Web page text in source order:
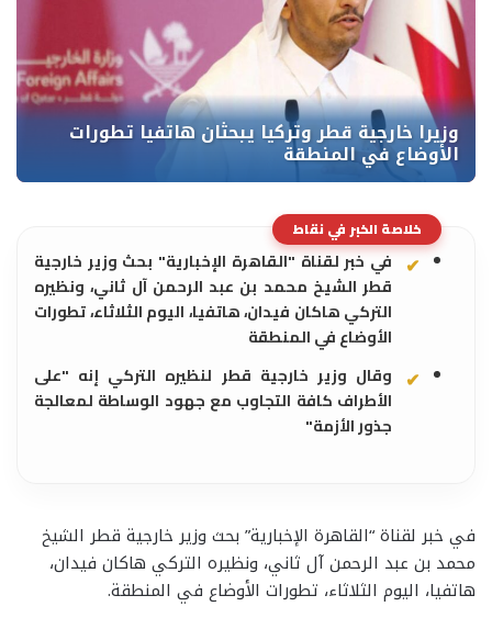
خلاصة الخبر في نقاط
في خبر لقناة "القاهرة الإخبارية" بحث وزير خارجية
قطر الشيخ محمد بن عبد الرحمن آل ثاني، ونظيره
التركي هاكان فيدان، هاتفيا، اليوم الثلاثاء، تطورات
الأوضاع في المنطقة
وقال وزير خارجية قطر لنظيره التركي إنه "على
الأطراف كافة التجاوب مع جهود الوساطة لمعالجة
جذور الأزمة"
في خبر لقناة “القاهرة الإخبارية” بحث وزير خارجية قطر الشيخ
محمد بن عبد الرحمن آل ثاني، ونظيره التركي هاكان فيدان،
هاتفيا، اليوم الثلاثاء، تطورات الأوضاع في المنطقة.